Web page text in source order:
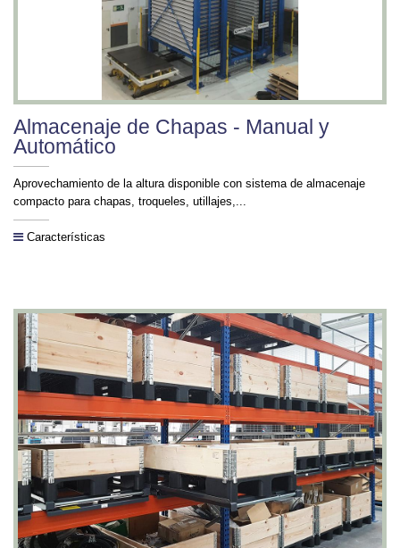
Almacenaje de Chapas - Manual y
Automático
Aprovechamiento de la altura disponible con sistema de almacenaje
compacto para chapas, troqueles, utillajes,...
Características